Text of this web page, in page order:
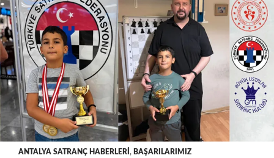
ANTALYA SATRANÇ HABERLERI , BAŞARILARIMIZ